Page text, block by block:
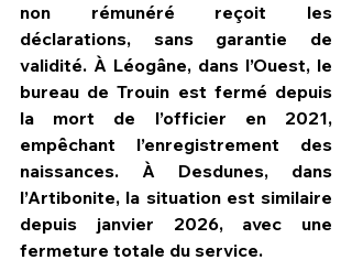
non rémunéré reçoit les
déclarations, sans garantie de
validité. À Léogâne, dans l’Ouest, le
bureau de Trouin est fermé depuis
la mort de l’officier en 2021,
empêchant l’enregistrement des
naissances. À Desdunes, dans
l’Artibonite, la situation est similaire
depuis janvier 2026, avec une
fermeture totale du service.